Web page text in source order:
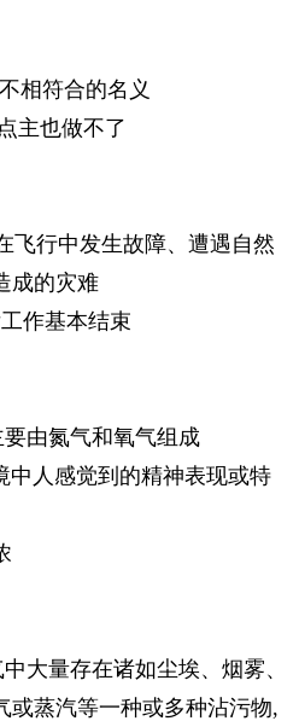
相符合的名义
主也做不了
飞行中发生故障、遭遇自然
成的灾难
作基本结束
要由氮气和氧气组成
中人感觉到的精神表现或特
大量存在诸如尘埃、烟雾、
或蒸汽等一种或多种沾污物,